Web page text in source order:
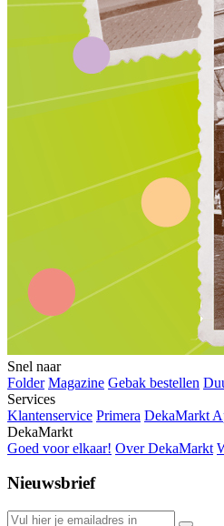
Snel naar
Folder Magazine Gebak bestellen
Services
Klantenservice Primera DekaMarkt
DekaMarkt
Goed voor elkaar! Over DekaMarkt
Nieuwsbrief